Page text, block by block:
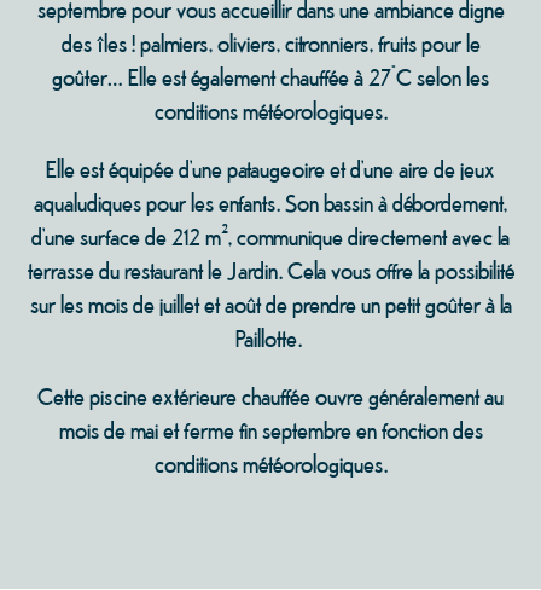
septembre pour vous accueillir dans une ambiance digne
des îles ! palmiers, oliviers, citronniers, fruits pour le
goûter… Elle est également chauffée à 27°C selon les
conditions météorologiques.
Elle est équipée d’une pataugeoire et d’une aire de jeux
aqualudiques pour les enfants. Son bassin à débordement,
d’une surface de 212 m², communique directement avec la
terrasse du restaurant le Jardin. Cela vous offre la possibilité
sur les mois de juillet et août de prendre un petit goûter à la
Paillotte.
Cette piscine extérieure chauffée ouvre généralement au
mois de mai et ferme fin septembre en fonction des
conditions météorologiques.